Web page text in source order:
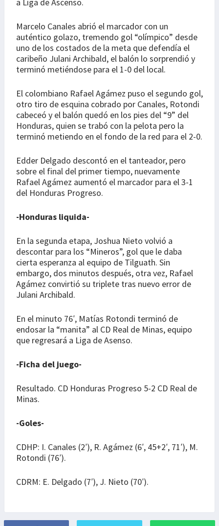
a Liga de Ascenso.
Marcelo Canales abrió el marcador con un
auténtico golazo, tremendo gol “olímpico” desde
uno de los costados de la meta que defendía el
caribeño Julani Archibald, el balón lo sorprendió y
terminó metiéndose para el 1-0 del local.
El colombiano Rafael Agámez puso el segundo gol,
otro tiro de esquina cobrado por Canales, Rotondi
cabeceó y el balón quedó en los pies del “9” del
Honduras, quien se trabó con la pelota pero la
terminó metiendo en el fondo de la red para el 2-0.
Edder Delgado descontó en el tanteador, pero
sobre el final del primer tiempo, nuevamente
Rafael Agámez aumentó el marcador para el 3-1
del Honduras Progreso.
-Honduras liquida-
En la segunda etapa, Joshua Nieto volvió a
descontar para los “Mineros”, gol que le daba
cierta esperanza al equipo de Tilguath. Sin
embargo, dos minutos después, otra vez, Rafael
Agámez convirtió su triplete tras nuevo error de
Julani Archibald.
En el minuto 76′, Matías Rotondi terminó de
endosar la “manita” al CD Real de Minas, equipo
que regresará a Liga de Asenso.
-Ficha del juego-
Resultado. CD Honduras Progreso 5-2 CD Real de
Minas.
-Goles-
CDHP: I. Canales (2′), R. Agámez (6′, 45+2′, 71′), M.
Rotondi (76′).
CDRM: E. Delgado (7′), J. Nieto (70′).